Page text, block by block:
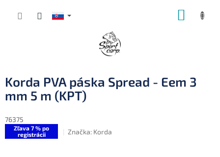
Korda PVA páska Spread - Eem 3
mm 5 m (KPT)
76375
Zľava 7 % po
registrácii
Značka: Korda